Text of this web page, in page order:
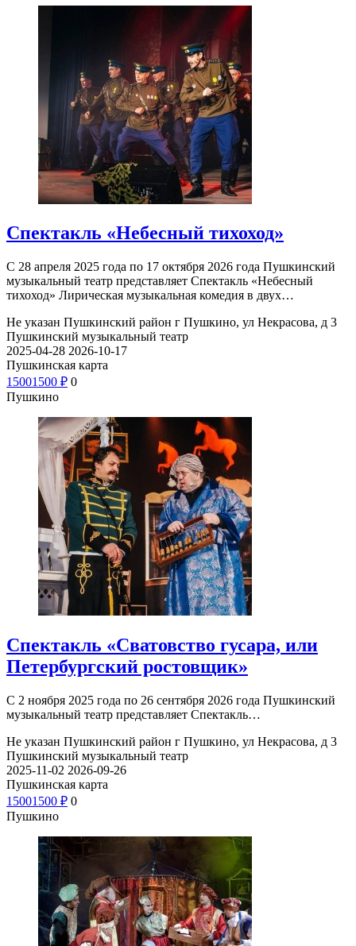
Спектакль «Небесный тихоход»
С 28 апреля 2025 года по 17 октября 2026 года Пушкинский
музыкальный театр представляет Спектакль «Небесный
тихоход» Лирическая музыкальная комедия в двух…
Не указан Пушкинский район г Пушкино, ул Некрасова, д 3
Пушкинский музыкальный театр
2025-04-28 2026-10-17
Пушкинская карта
15001500 ₽ 0
Пушкино
Спектакль «Сватовство гусара, или
Петербургский ростовщик»
С 2 ноября 2025 года по 26 сентября 2026 года Пушкинский
музыкальный театр представляет Спектакль…
Не указан Пушкинский район г Пушкино, ул Некрасова, д 3
Пушкинский музыкальный театр
2025-11-02 2026-09-26
Пушкинская карта
15001500 ₽ 0
Пушкино